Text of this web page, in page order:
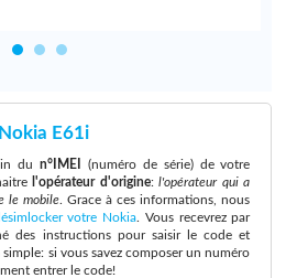
E61i
du n°IMEI
(numéro de série) de votre
l'opérateur d'origine:l'opérateur qui a
le mobile . Grace à ces informations, nous
votre Nokia . Vous recevrez par
des instructions pour saisir le code et
si vous savez composer un numéro
entrer le code!